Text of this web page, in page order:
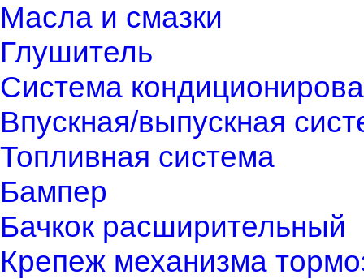
Масла и смазки
Глушитель
Система
Впускная/выпускная
Топливная система
Бампер
Бачкок расширительный
Крепеж механизма